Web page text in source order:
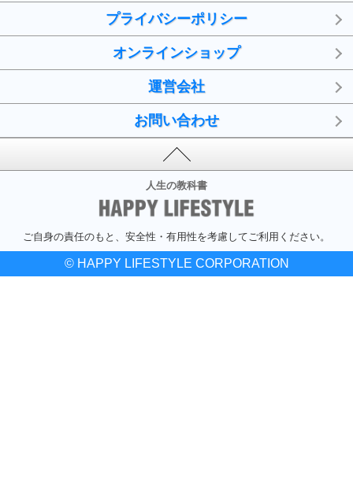
プライバシーポリシー
オンラインショップ
運営会社
お問い合わせ
人生の教科書
ご自身の責任のもと、安全性・有用性を考慮してご利用ください。
© HAPPY LIFESTYLE CORPORATION